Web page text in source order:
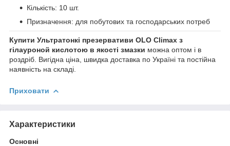
Кількість: 10 шт.
Призначення: для побутових та господарських потреб
Купити Ультратонкі презервативи OLO Climax з
гілауроной кислотою в якості змазки можна оптом і в
роздріб. Вигідна ціна, швидка доставка по Україні та постійна
наявність на складі.
Приховати
Характеристики
Основні